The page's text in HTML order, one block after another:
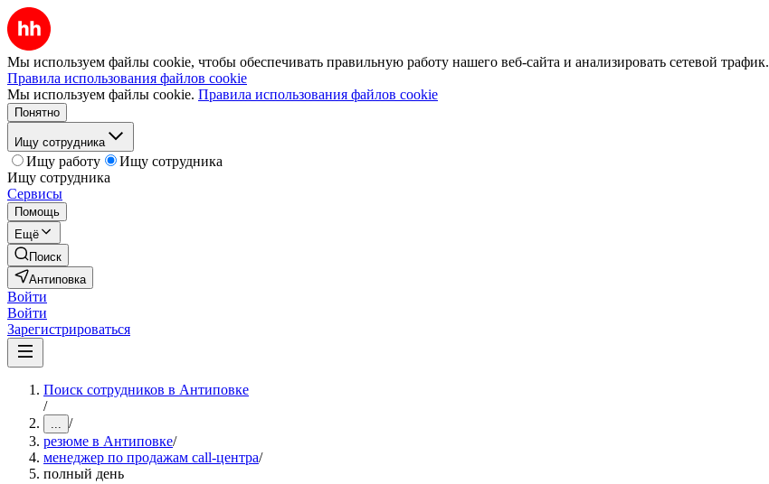
Мы используем файлы cookie, чтобы обеспечивать правильную работу нашего веб-сайта и анализировать сетевой трафик.
Правила использования файлов cookie
Мы используем файлы cookie. Правила использования файлов cookie
Понятно
Ищу сотрудника
Ищу работу
Ищу сотрудника
Ищу сотрудника
Сервисы
Помощь
Ещё
Поиск
Антиповка
Войти
Войти
Зарегистрироваться
Поиск сотрудников в Антиповке
/
... /
резюме в Антиповке/
менеджер по продажам call-центра/
полный день